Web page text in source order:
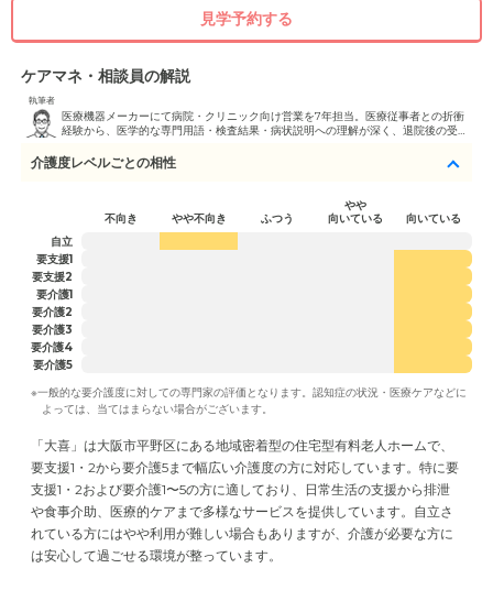
見学予約する
ケアマネ・相談員の解説
執筆者
医療機器メーカーにて病院・クリニック向け営業を7年担当。医療従事者との折衝
経験から、医学的な専門用語・検査結果・病状説明への理解が深く、退院後の受け
ャルワーカーとの連携を活かした迅速な対応が強みです。
介護度レベルごとの相性
不向き やや不向き ふつう
やや
向いている
向いている
自立
要支援1
要支援2
要介護1
要介護2
要介護3
要介護4
要介護5
※一般的な要介護度に対しての専門家の評価となります。認知症の状況・医療ケアなどに
よっては、当てはまらない場合がございます。
「大喜」は大阪市平野区にある地域密着型の住宅型有料老人ホームで、
要支援1・2から要介護5まで幅広い介護度の方に対応しています。特に要
支援1・2および要介護1〜5の方に適しており、日常生活の支援から排泄
や食事介助、医療的ケアまで多様なサービスを提供しています。自立さ
れている方にはやや利用が難しい場合もありますが、介護が必要な方に
は安心して過ごせる環境が整っています。